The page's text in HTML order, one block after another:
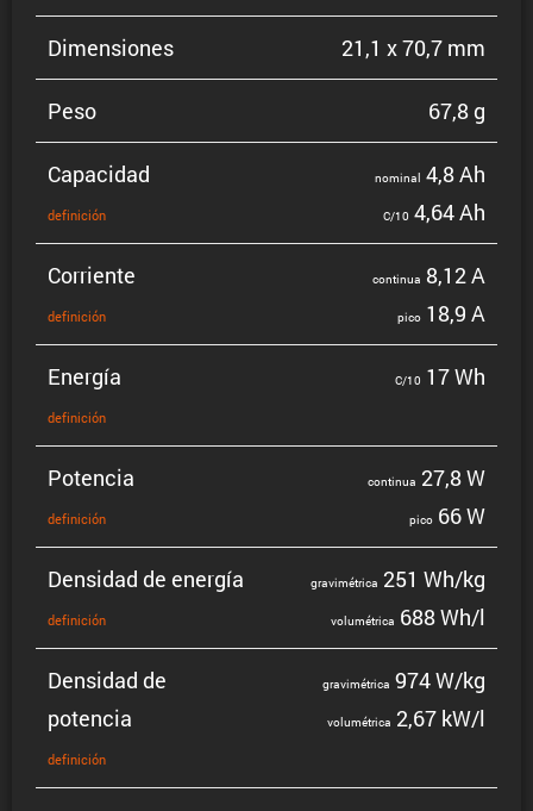
Dimen­siones 21,1 x 70,7 mm
Peso 67,8 g
Capacidad
defini­ción
nominal 4,8 Ah
C/10 4,64 Ah
Corriente
defini­ción
continua 8,12 A
pico 18,9 A
Energía
defini­ción
C/10 17 Wh
Potencia
defini­ción
continua 27,8 W
pico 66 W
Densidad de energía
defini­ción
gravi­mé­trica 251 Wh/kg
volumé­trica 688 Wh/l
Densidad de
potencia
defini­ción
gravi­mé­trica 974 W/kg
volumé­trica 2,67 kW/l